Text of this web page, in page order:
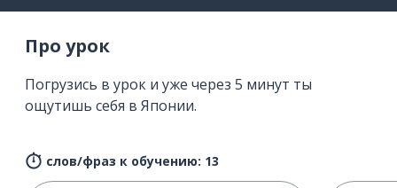
Про урок
Погрузись в урок и уже через 5 минут ты
ощутишь себя в Японии.
слов/фраз к обучению: 13